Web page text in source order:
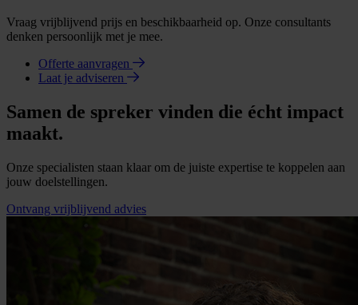
Vraag vrijblijvend prijs en beschikbaarheid op. Onze consultants
denken persoonlijk met je mee.
Offerte aanvragen
Laat je adviseren
Samen de spreker vinden die écht impact
maakt.
Onze specialisten staan klaar om de juiste expertise te koppelen aan
jouw doelstellingen.
Ontvang vrijblijvend advies